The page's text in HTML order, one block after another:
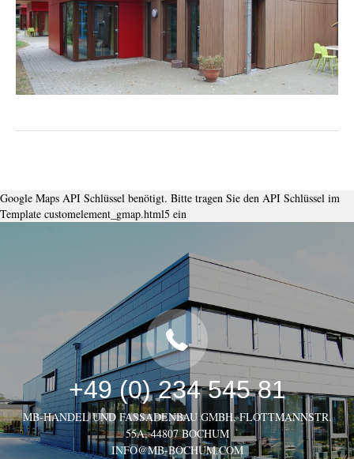
Google Maps API Schlüssel benötigt. Bitte tragen Sie den API Schlüssel im
Template customelement_gmap.html5 ein
+49 (0) 234 545 81
MB-HANDEL UND FASSADENBAU GMBH, FLOTTMANNSTR.
55A, 44807 BOCHUM
INFO@MB-BOCHUM.COM